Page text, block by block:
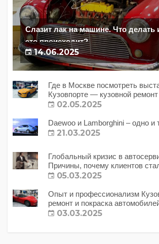
Слазит лак на машине. Что делать
это происходит?
14.06.2025
Где в Москве посмотреть
Кузовпорте — кузовной
02.05.2025
Daewoo и Lamborghini – одно и
21.03.2025
Глобальный кризис в
Причины, почему клиентов
с этим делать?
05.03.2025
Опыт и профессионализм
ремонт и покраска
03.03.2025